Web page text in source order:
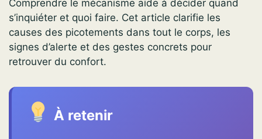
Comprendre le mécanisme aide à décider quand
s’inquiéter et quoi faire. Cet article clarifie les
causes des picotements dans tout le corps, les
signes d’alerte et des gestes concrets pour
retrouver du confort.
À retenir